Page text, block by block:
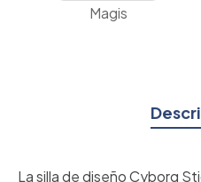
Magis
La silla de diseño Cyborg